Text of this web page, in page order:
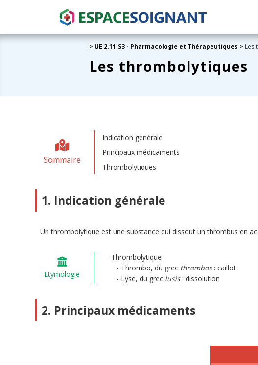
> UE 2.11.S3 - Pharmacologie et Thérapeutiques > Les
Les thrombolytiques
Sommaire
Indication générale
Principaux médicaments
Thrombolytiques
1. Indication générale
Un thrombolytique est une substance qui dissout un thrombus en
Etymologie
Thrombolytique :
Thrombo, du grec thrombos: caillot
Lyse, du grec lusis: dissolution
2. Principaux médicaments